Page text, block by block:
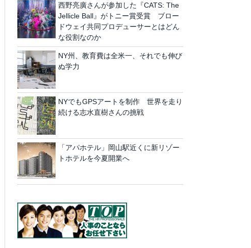
西野亮廣さんが参加した『CATS: The
Jellicle Ball』がトニー賞受賞 ブロー
ドウェイ共同プロデューサーとはどん
な役割なのか
NY州、教育費は全米一、それでも伸び
ぬ学力
NYでもGPSアートを制作 世界を走り
続ける志水直樹さんの挑戦
「アパホテル」岡山駅近くに新リゾー
トホテルを今夏開業へ